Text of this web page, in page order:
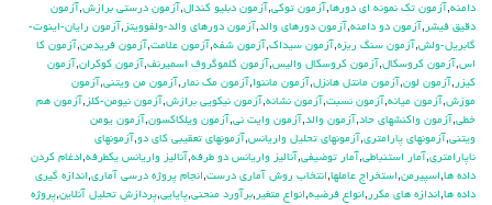
دامنه,آزمون تك نمونه اي دورها,آزمون توكي,آزمون دبليو كندال,آزمون درستي برازش,آزمون
دقيق فيشر ,آزمون دو دامنه,آزمون دورهاي والد,آزمون دورهاي والد-ولفوويتز ,آزمون رايان-اينوت-
گابريل-ولش,آزمون سنگ ريزه,آزمون سيداك,آزمون شفه,آزمون علامت,آزمون فريدمن,آزمون كا
اس,آزمون كروسكال,آزمون كروسكال واليس,آزمون كلموگروف اسميرنف,آزمون كوكران,آزمون
كيزر ,آزمون لون,آزمون مانتل هانزل,آزمون ماننوا,آزمون مك نمار ,آزمون من ويتني,آزمون
موزش,آزمون ميانه,آزمون نسبت,آزمون نشانه,آزمون نيكويي برازش,آزمون نيومن-كلز ,آزمون هم
خطي,آزمون واكنشهاي حاد,آزمون والد,آزمون وايت ني,آزمون ويلكاكسون,آزمون يومن
ويتني,آزمونهاي پارامتري,آزمونهاي تحليل واريانس,آزمونهاي تعقيبي كاي دو,آزمونهاي
ناپارامتري,آمار استنباطي,آمار توضيفي,آناليز واريانس دو طرفه,آناليز واريانس يکطرفه,ادغام كردن
داده ها,اسپيرمن,استخراج عاملها,انتخاب روش آماري درست,انجام پروژه درسي آماري,اندازه گيري
داده ها,اندازه هاي مكرر ,انواع فرضيه,انواع متغير ,برآورد منحني,پايايي,پردازش تحليل آنلاين,پروژه